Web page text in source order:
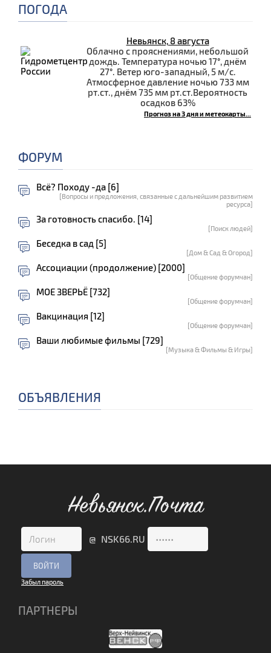
ПОГОДА
Невьянск, 8 августа
Облачно с прояснениями, небольшой
дождь. Температура ночью 17°, днём
27°. Ветер юго-западный, 5 м/с.
Атмосферное давление ночью 733 мм
рт.ст., днём 735 мм рт.ст.Вероятность
осадков 63%
Прогноз на 3 дня и метеокарты...
ФОРУМ
Всё? Походу -да [6]
[Вопросы и предложения, связанные с дальнейшим развитием
ресурса]
За готовность спасибо. [14]
[Поиск людей]
Беседка в сад [5]
[Дом & Сад & Огород]
Ассоциации (продолжение) [2000]
[Общение форумчан]
МОЕ ЗВЕРЬЁ [732]
[Общение форумчан]
Вакцинация [12]
[Общение форумчан]
Ваши любимые фильмы [729]
[Музыка & Фильмы & Игры]
ОБЪЯВЛЕНИЯ
Невьянск.Почта
@ NSK66.RU
Забыл пароль
ПАРТНЕРЫ